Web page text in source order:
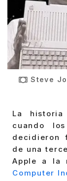
Steve
La
cuando
decidieron
de una
Apple a
Computer